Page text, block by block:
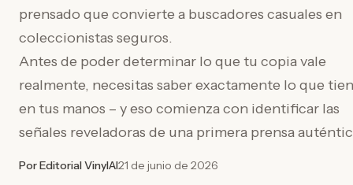
prensado que convierte a buscadores casuales en
coleccionistas seguros.
Antes de poder determinar lo que tu copia vale
realmente, necesitas saber exactamente lo que
en tus manos – y eso comienza con identificar las
señales reveladoras de una primera prensa
Por Editorial VinylAI21 de junio de 2026